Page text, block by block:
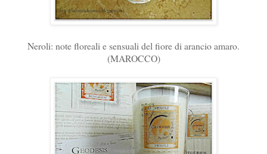
Neroli: note floreali e sensuali del fiore di arancio amaro.
(MAROCCO)